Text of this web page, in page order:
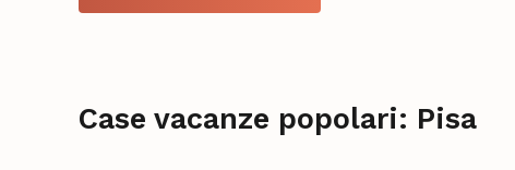
Case vacanze popolari: Pisa